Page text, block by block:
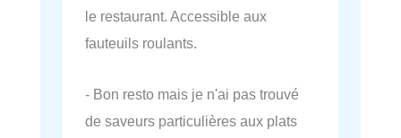
le restaurant. Accessible aux
fauteuils roulants.
- Bon resto mais je n'ai pas trouvé
de saveurs particulières aux plats